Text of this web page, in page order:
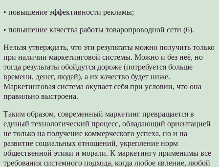
• повышение эффективности рекламы;
• повышение качества работы товаропроводной сети (6).
Нельзя утверждать, что эти результаты можно получить только
при наличии маркетинговой системы. Можно и без неѐ, но
тогда результаты обойдутся дороже (потребуется больше
времени, денег, людей), а их качество будет ниже.
Маркетинговая система окупает себя при условии, что она
правильно выстроена.
Таким образом, современный маркетинг превращается в
единый технологический процесс, обладающий ориентацией
не только на получение коммерческого успеха, но и на
развитие социальных отношений, укрепление норм
общественной этики и морали. К маркетингу применимы все
требования системного подхода, когда любое явление, любой